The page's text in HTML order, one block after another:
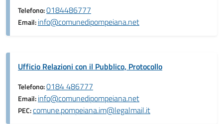
Telefono:0184486777
Email:info@comunedipompeiana.net
Ufficio Relazioni con il Pubblico, Protocollo
Telefono:0184 486777
Email:info@comunedipompeiana.net
PEC:comune.pompeiana.im@legalmail.it